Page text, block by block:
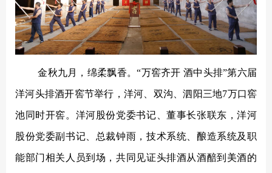
星贵系列
金秋九月，绵柔飘香。“万窖齐开 酒中头排”第六届
洋河头排酒开窖节举行，洋河、双沟、泗阳三地7万口窖
池同时开窖。洋河股份党委书记、董事长张联东，洋河
股份党委副书记、总裁钟雨，技术系统、酿造系统及职
能部门相关人员到场，共同见证头排酒从酒醅到美酒的